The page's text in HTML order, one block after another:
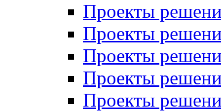
Проекты
Проекты
Проекты
Проекты
Проекты